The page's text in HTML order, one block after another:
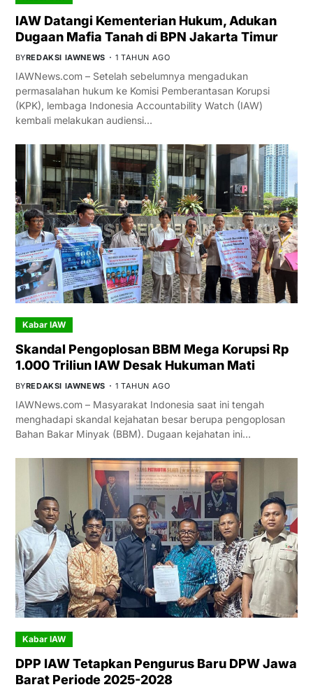
IAW Datangi Kementerian Hukum, Adukan
Dugaan Mafia Tanah di BPN Jakarta Timur
BYREDAKSI IAWNEWS 1 TAHUN AGO
IAWNews.com – Setelah sebelumnya mengadukan
permasalahan hukum ke Komisi Pemberantasan Korupsi
(KPK), lembaga Indonesia Accountability Watch (IAW)
kembali melakukan audiensi…
Kabar IAW
Skandal Pengoplosan BBM Mega Korupsi Rp
1.000 Triliun IAW Desak Hukuman Mati
BYREDAKSI IAWNEWS 1 TAHUN AGO
IAWNews.com – Masyarakat Indonesia saat ini tengah
menghadapi skandal kejahatan besar berupa pengoplosan
Bahan Bakar Minyak (BBM). Dugaan kejahatan ini…
Kabar IAW
DPP IAW Tetapkan Pengurus Baru DPW Jawa
Barat Periode 2025-2028